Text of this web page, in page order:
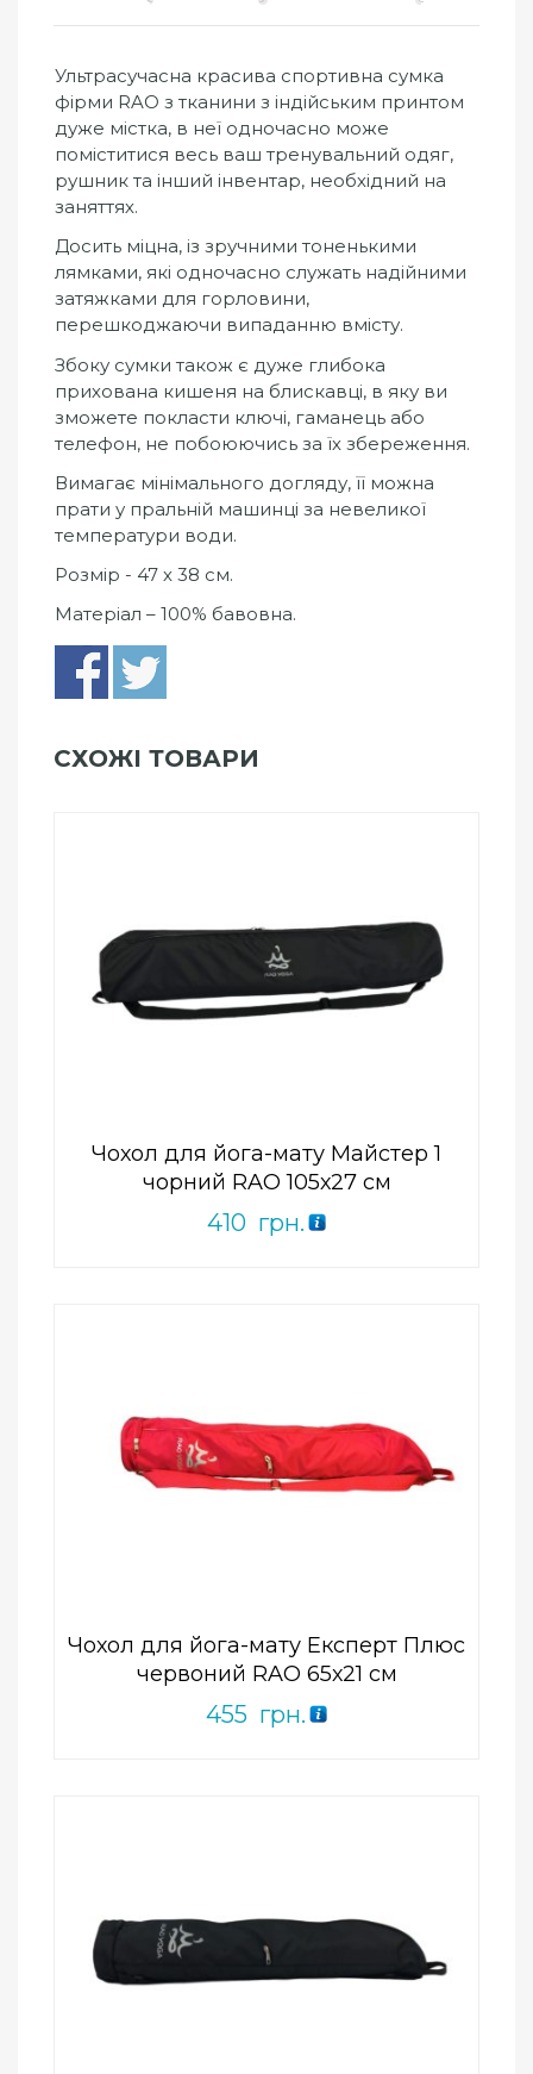
Ультрасучасна красива спортивна сумка
фірми RAO з тканини з індійським принтом
дуже містка, в неї одночасно може
поміститися весь ваш тренувальний одяг,
рушник та інший інвентар, необхідний на
заняттях.
Досить міцна, із зручними тоненькими
лямками, які одночасно служать надійними
затяжками для горловини,
перешкоджаючи випаданню вмісту.
Збоку сумки також є дуже глибока
прихована кишеня на блискавці, в яку ви
зможете покласти ключі, гаманець або
телефон, не побоюючись за їх збереження.
Вимагає мінімального догляду, її можна
прати у пральній машинці за невеликої
температури води.
Розмір - 47 х 38 см.
Матеріал – 100% бавовна.
СХОЖІ ТОВАРИ
Чохол для йога-мату Майстер 1
чорний RAO 105х27 см
410 грн.
ПРИДБАТИ
Add to Wishlist
Чохол для йога-мату Експерт Плюс
червоний RAO 65х21 см
455 грн.
ПРИДБАТИ
Add to Wishlist
ПРИДБАТИ
Add to Wishlist